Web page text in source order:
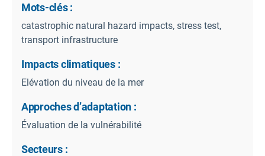
Mots-clés :
catastrophic natural hazard impacts, stress test,
transport infrastructure
Impacts climatiques :
Elévation du niveau de la mer
Approches d’adaptation :
Évaluation de la vulnérabilité
Secteurs :